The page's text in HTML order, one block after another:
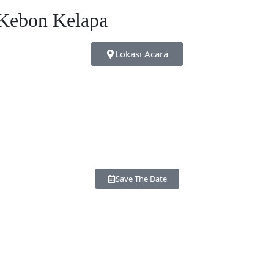
Kelapa
Lokasi Acara
Save The Date